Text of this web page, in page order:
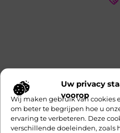
Uw privacy
voorop
Wij maken gebruik van cookies
om beter te begrijpen hoe u
ervaring te verbeteren. Deze
verschillende doeleinden, zoals
CATEGORIEËN
Ontmoet